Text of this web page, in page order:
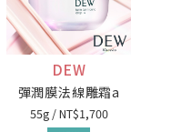
DEW
彈潤膜法線雕霜a
55g / NT$1,700